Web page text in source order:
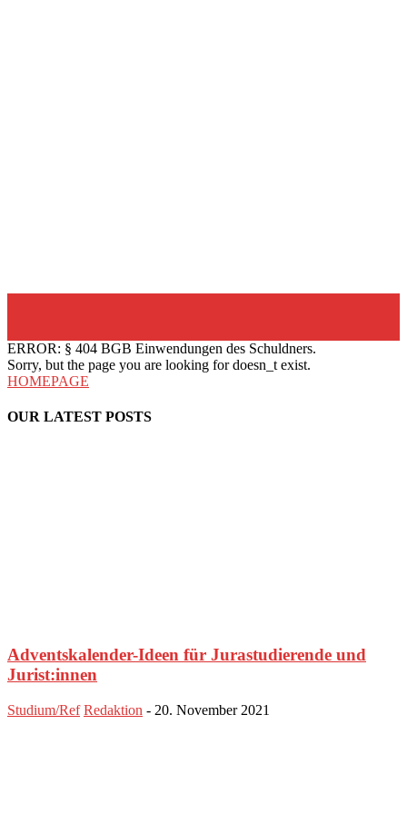
ERROR: § 404 BGB Einwendungen des Schuldners.
Sorry, but the page you are looking for doesn_t exist.
HOMEPAGE
OUR LATEST POSTS
Adventskalender-Ideen für Jurastudierende und
Jurist:innen
Studium/Ref Redaktion - 20. November 2021